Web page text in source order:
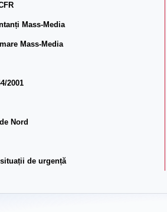
Mass-Media
Mass-Media
2001
Nord
de urgență